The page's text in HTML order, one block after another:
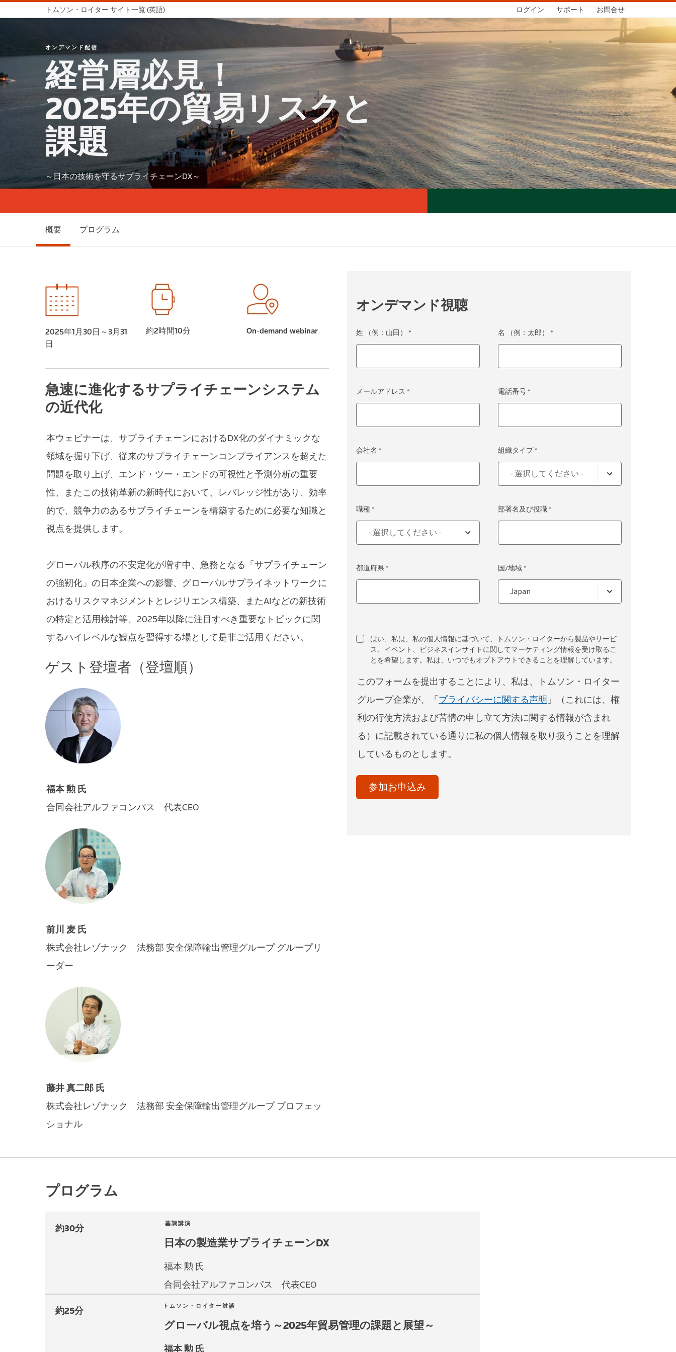
トムソン・ロイター サイト一覧 (英語) ログイン サポート お問合せ
オンデマンド配信
経営層必見！
2025年の貿易リスクと
課題
～日本の技術を守るサプライチェーンDX～
概要 プログラム
2025年1月30日～3月31
日
約2時間10分 On-demand webinar
急速に進化するサプライチェーンシステム
の近代化
本ウェビナーは、サプライチェーンにおけるDX化のダイナミックな
領域を掘り下げ、従来のサプライチェーンコンプライアンスを超えた
問題を取り上げ、エンド・ツー・エンドの可視性と予測分析の重要
性、またこの技術革新の新時代において、レバレッジ性があり、効率
的で、競争力のあるサプライチェーンを構築するために必要な知識と
視点を提供します。
グローバル秩序の不安定化が増す中、急務となる「サプライチェーン
の強靭化」の日本企業への影響、グローバルサプライネットワークに
おけるリスクマネジメントとレジリエンス構築、またAIなどの新技術
の特定と活用検討等、2025年以降に注目すべき重要なトピックに関
するハイレベルな観点を習得する場として是非ご活用ください。
ゲスト登壇者（登壇順）
福本 勲 氏
合同会社アルファコンパス 代表CEO
前川 麦 氏
株式会社レゾナック 法務部 安全保障輸出管理グループ グループリ
ーダー
藤井 真二郎 氏
株式会社レゾナック 法務部 安全保障輸出管理グループ プロフェッ
ショナル
オンデマンド視聴
姓 （例：山田） * 名 （例：太郎） *
メールアドレス * 電話番号 *
会社名 * 組織タイプ *
職種 * 部署名及び役職 *
都道府県 * 国/地域 *
はい、私は、私の個人情報に基づいて、トムソン・ロイターから製品やサービ
ス、イベント、ビジネスインサイトに関してマーケティング情報を受け取るこ
とを希望します。私は、いつでもオプトアウトできることを理解しています。
このフォームを提出することにより、私は、トムソン・ロイター
グループ企業が、「 プライバシーに関する声明 」（これには、権
利の行使方法および苦情の申し立て方法に関する情報が含まれ
る）に記載されている通りに私の個人情報を取り扱うことを理解
しているものとします。
参加お申込み
プログラム
約30分 基調講演
日本の製造業サプライチェーンDX
福本 勲 氏
合同会社アルファコンパス 代表CEO
約25分 トムソン・ロイター対談
グローバル視点を培う～2025年貿易管理の課題と展望～
福本 勲 氏